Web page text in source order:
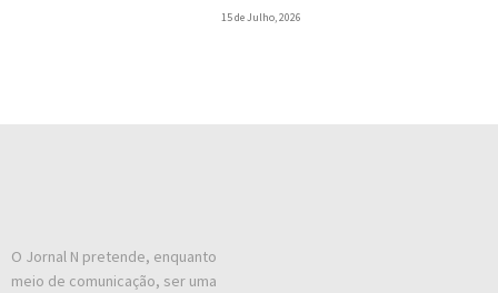
15 de Julho, 2026
O Jornal N pretende, enquanto
meio de comunicação, ser uma